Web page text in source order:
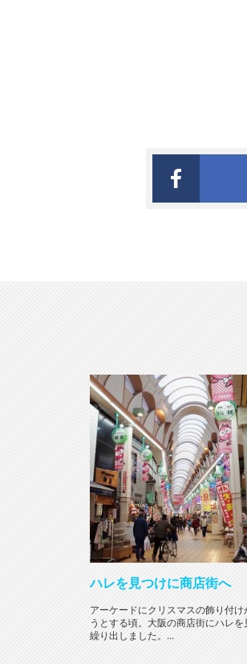
ハレを見つけに商店街へ
アーケードにクリスマスの飾り付け
うとする頃。大阪の商店街にハレを
繰り出しました。...